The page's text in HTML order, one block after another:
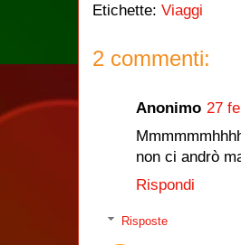
Etichette: Viaggi
2 commenti:
Anonimo 27
non ci andrò
Rispondi
Risposte